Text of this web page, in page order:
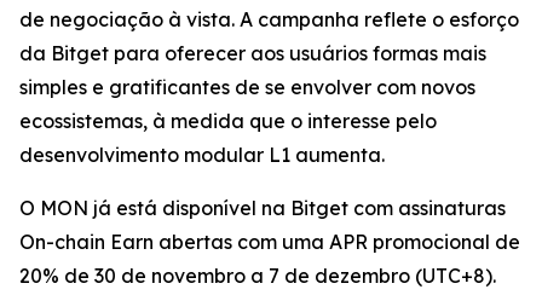
de negociação à vista. A campanha reflete o esforço
da Bitget para oferecer aos usuários formas mais
simples e gratificantes de se envolver com novos
ecossistemas, à medida que o interesse pelo
desenvolvimento modular L1 aumenta.
O MON já está disponível na Bitget com assinaturas
On-chain Earn abertas com uma APR promocional de
20% de 30 de novembro a 7 de dezembro (UTC+8).